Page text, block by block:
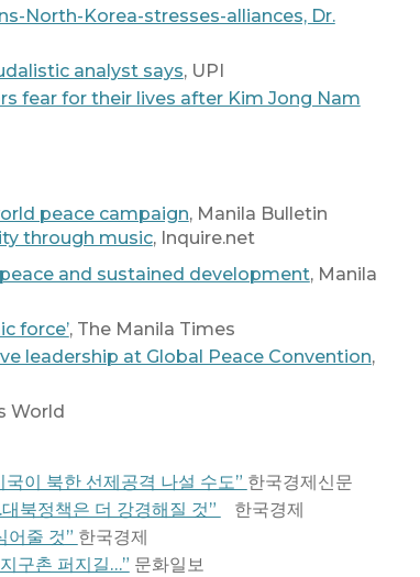
North-Korea-stresses-alliances, Dr.
analyst says, UPI
fear for their lives after Kim Jong Nam
peace campaign, Manila Bulletin
through music, Inquire.net
and sustained development, Manila
force’, The Manila Times
leadership at Global Peace Convention,
World
이 북한 선제공격 나설 수도” 한국경제신문
북정책은 더 강경해질 것”
한국경제
어줄 것” 한국경제
구촌 퍼지길…” 문화일보